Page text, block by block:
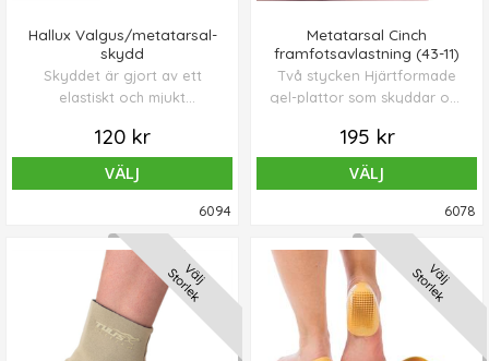
Hallux Valgus/metatarsal-
skydd
Skyddet är gjort av ett
elastiskt och mjukt
innehåller två gelkuddar i
metatarsal och
liktornsområdet.
120 kr
VÄLJ
6094
Metatarsal Cinch
framfotsavlastning (43-11)
Två stycken Hjärtformade
gel-plattor som skyddar och
området under framfoten
på grund av att de är mjuka
och elastiska.
195 kr
VÄLJ
6078
Välj
Storlek Välj
Storlek